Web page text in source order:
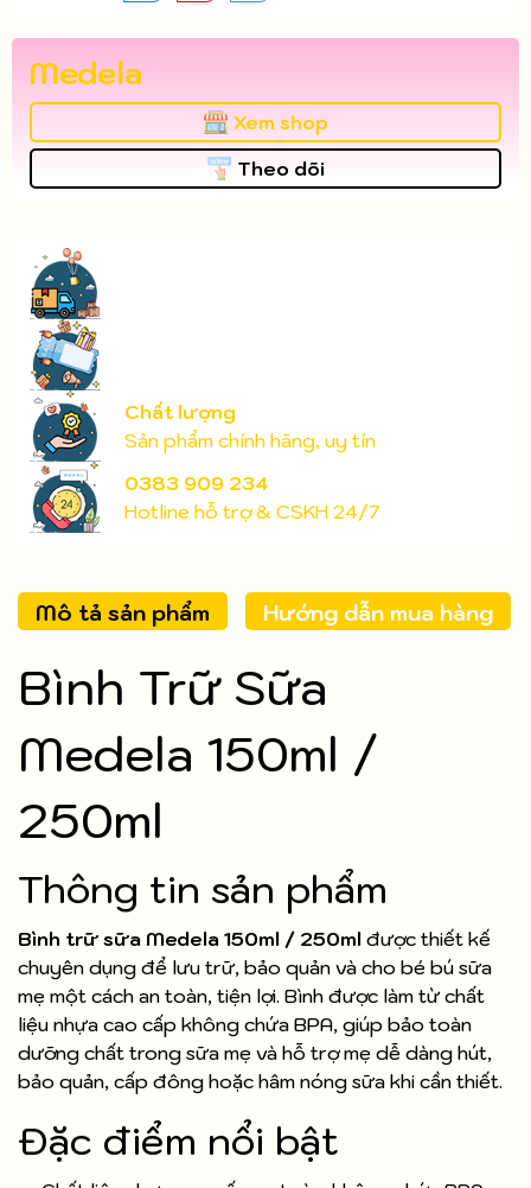
Medela
Xem shop
Theo dõi
Chất lượng
Sản phẩm chính hãng, uy tín
0383 909 234
Hotline hỗ trợ & CSKH 24/7
Mô tả sản phẩm Hướng dẫn mua hàng
Bình Trữ Sữa
Medela 150ml /
250ml
Thông tin sản phẩm
Bình trữ sữa Medela 150ml / 250ml được thiết kế
chuyên dụng để lưu trữ, bảo quản và cho bé bú sữa
mẹ một cách an toàn, tiện lợi. Bình được làm từ chất
liệu nhựa cao cấp không chứa BPA, giúp bảo toàn
dưỡng chất trong sữa mẹ và hỗ trợ mẹ dễ dàng hút,
bảo quản, cấp đông hoặc hâm nóng sữa khi cần thiết.
Đặc điểm nổi bật